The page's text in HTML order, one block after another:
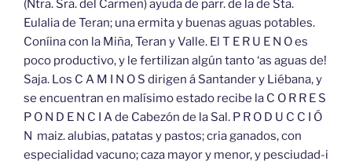
(Ntra. Sra. del Carmen) ayuda de parr. de la de Sta.
Eulalia de Teran; una ermita y buenas aguas potables.
Coníina con la Miña, Teran y Valle. El T E R U E N O es
poco productivo, y le fertilizan algún tanto ‘as aguas de!
Saja. Los C A M I N O S dirigen á Santander y Liébana, y
se encuentran en malísimo estado recibe la C O R R E S
P O N D E N C I A de Cabezón de la Sal. P R O D U C C I Ó
N maiz. alubias, patatas y pastos; cria ganados, con
especialidad vacuno; caza mayor y menor, y pesciudad-i